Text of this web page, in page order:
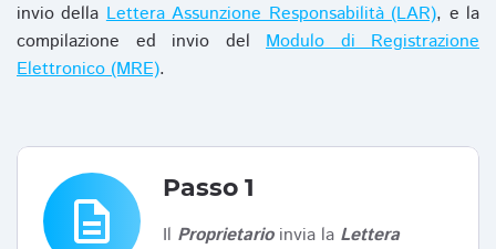
invio dellaLettera Assunzione Responsabilità (LAR), e la
compilazione ed invio del Modulo di Registrazione
Elettronico (MRE).
description
Passo 1
Il Proprietarioinvia la Lettera